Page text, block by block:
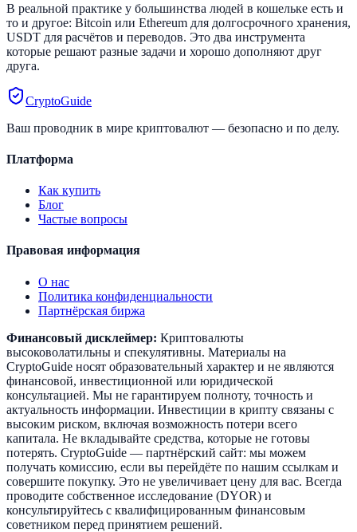
В реальной практике у большинства людей в кошельке есть и
то и другое: Bitcoin или Ethereum для долгосрочного хранения,
USDT для расчётов и переводов. Это два инструмента
которые решают разные задачи и хорошо дополняют друг
друга.
CryptoGuide
Ваш проводник в мире криптовалют — безопасно и по делу.
Платформа
Как купить
Блог
Частые вопросы
Правовая информация
О нас
Политика конфиденциальности
Партнёрская биржа
Финансовый дисклеймер: Криптовалюты
высоковолатильны и спекулятивны. Материалы на
CryptoGuide носят образовательный характер и не являются
финансовой, инвестиционной или юридической
консультацией. Мы не гарантируем полноту, точность и
актуальность информации. Инвестиции в крипту связаны с
высоким риском, включая возможность потери всего
капитала. Не вкладывайте средства, которые не готовы
потерять. CryptoGuide — партнёрский сайт: мы можем
получать комиссию, если вы перейдёте по нашим ссылкам и
совершите покупку. Это не увеличивает цену для вас. Всегда
проводите собственное исследование (DYOR) и
консультируйтесь с квалифицированным финансовым
советником перед принятием решений.